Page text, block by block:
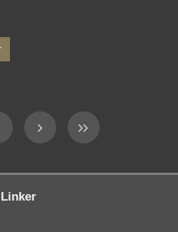
Linker